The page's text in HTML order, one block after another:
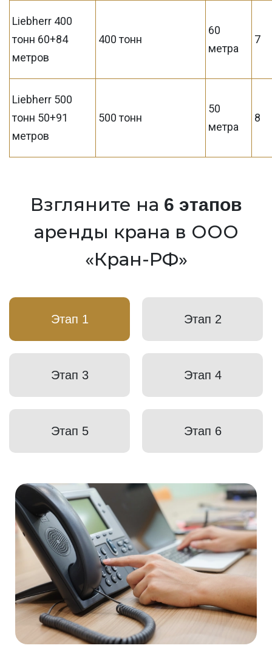
Liebherr 400
тонн 60+84
метров
400 тонн
60
метра
7
Liebherr 500
тонн 50+91
метров
500 тонн
50
метра
8
Взгляните на 6 этапов
аренды крана в ООО
«Кран-РФ»
Этап 1 Этап 2
Этап 3 Этап 4
Этап 5 Этап 6